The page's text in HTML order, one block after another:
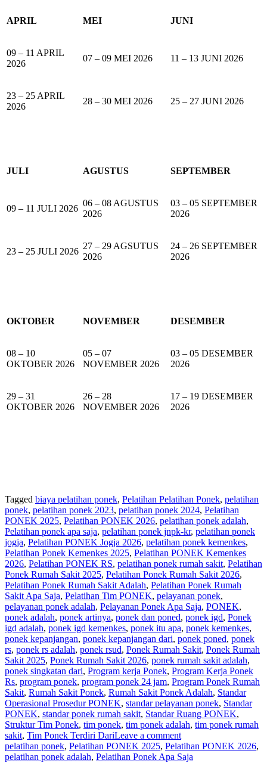
APRIL MEI JUNI
09 – 11 APRIL
2026
07 – 09 MEI 2026 11 – 13 JUNI 2026
23 – 25 APRIL
2026
28 – 30 MEI 2026 25 – 27 JUNI 2026
JULI AGUSTUS SEPTEMBER
09 – 11 JULI 2026
06 – 08 AGUSTUS
2026
03 – 05 SEPTEMBER
2026
23 – 25 JULI 2026
27 – 29 AGSUTUS
2026
24 – 26 SEPTEMBER
2026
OKTOBER NOVEMBER DESEMBER
08 – 10
OKTOBER 2026
05 – 07
NOVEMBER 2026
03 – 05 DESEMBER
2026
29 – 31
OKTOBER 2026
26 – 28
NOVEMBER 2026
17 – 19 DESEMBER
2026
Tagged biaya pelatihan ponek, Pelatihan Pelatihan Ponek, pelatihan
ponek, pelatihan ponek 2023, pelatihan ponek 2024, Pelatihan
PONEK 2025, Pelatihan PONEK 2026, pelatihan ponek adalah,
Pelatihan ponek apa saja, pelatihan ponek jnpk-kr, pelatihan ponek
jogja, Pelatihan PONEK Jogja 2026, pelatihan ponek kemenkes,
Pelatihan Ponek Kemenkes 2025, Pelatihan PONEK Kemenkes
2026, Pelatihan PONEK RS, pelatihan ponek rumah sakit, Pelatihan
Ponek Rumah Sakit 2025, Pelatihan Ponek Rumah Sakit 2026,
Pelatihan Ponek Rumah Sakit Adalah, Pelatihan Ponek Rumah
Sakit Apa Saja, Pelatihan Tim PONEK, pelayanan ponek,
pelayanan ponek adalah, Pelayanan Ponek Apa Saja, PONEK,
ponek adalah, ponek artinya, ponek dan poned, ponek igd, Ponek
igd adalah, ponek igd kemenkes, ponek itu apa, ponek kemenkes,
ponek kepanjangan, ponek kepanjangan dari, ponek poned, ponek
rs, ponek rs adalah, ponek rsud, Ponek Rumah Sakit, Ponek Rumah
Sakit 2025, Ponek Rumah Sakit 2026, ponek rumah sakit adalah,
ponek singkatan dari, Program kerja Ponek, Program Kerja Ponek
Rs, program ponek, program ponek 24 jam, Program Ponek Rumah
Sakit, Rumah Sakit Ponek, Rumah Sakit Ponek Adalah, Standar
Operasional Prosedur PONEK, standar pelayanan ponek, Standar
PONEK, standar ponek rumah sakit, Standar Ruang PONEK,
Struktur Tim Ponek, tim ponek, tim ponek adalah, tim ponek rumah
sakit, Tim Ponek Terdiri DariLeave a comment
pelatihan ponek, Pelatihan PONEK 2025, Pelatihan PONEK 2026,
pelatihan ponek adalah, Pelatihan Ponek Apa Saja